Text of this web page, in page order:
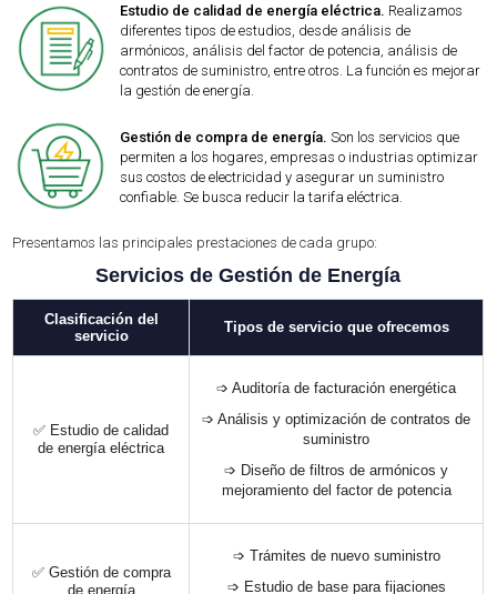
Estudio de calidad de energía eléctrica. Realizamos
diferentes tipos de estudios, desde análisis de
armónicos, análisis del factor de potencia, análisis de
contratos de suministro, entre otros. La función es mejorar
la gestión de energía.
Gestión de compra de energía.Son los servicios que
permiten a los hogares, empresas o industrias optimizar
sus costos de electricidad y asegurar un suministro
confiable. Se busca reducir la tarifa eléctrica.
Presentamos las principales prestaciones de cada grupo:
Servicios de Gestión de Energía
Clasificación del
servicio
Tipos de servicio que ofrecemos
✅ Estudio de calidad
de energía eléctrica
➩ Auditoría de facturación energética
➩ Análisis y optimización de contratos de
suministro
➩ Diseño de filtros de armónicos y
mejoramiento del factor de potencia
✅ Gestión de compra
de energía
➩ Trámites de nuevo suministro
➩ Estudio de base para fijaciones